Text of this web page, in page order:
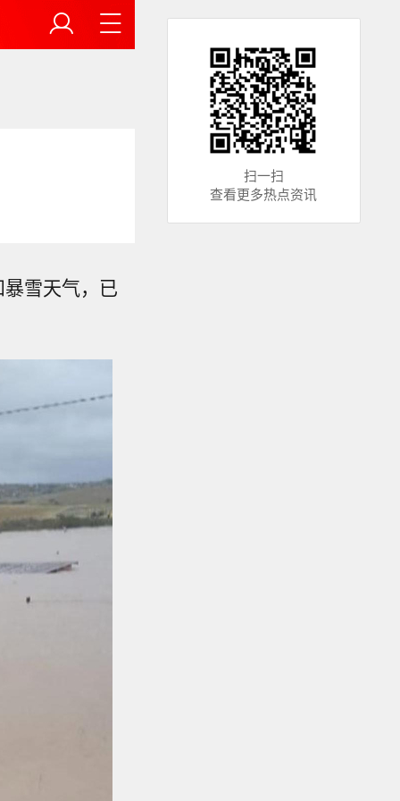
雪天气，已
扫一扫
查看更多热点资讯